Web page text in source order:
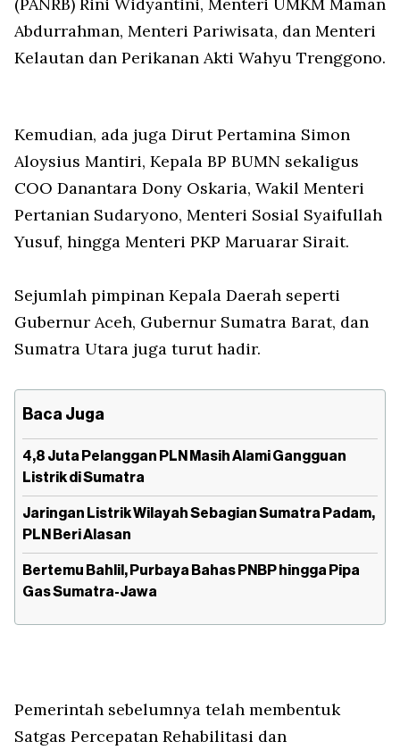
(PANRB) Rini Widyantini, Menteri UMKM Maman
Abdurrahman, Menteri Pariwisata, dan Menteri
Kelautan dan Perikanan Akti Wahyu Trenggono.
Kemudian, ada juga Dirut Pertamina Simon
Aloysius Mantiri, Kepala BP BUMN sekaligus
COO Danantara Dony Oskaria, Wakil Menteri
Pertanian Sudaryono, Menteri Sosial Syaifullah
Yusuf, hingga Menteri PKP Maruarar Sirait.
Sejumlah pimpinan Kepala Daerah seperti
Gubernur Aceh, Gubernur Sumatra Barat, dan
Sumatra Utara juga turut hadir.
Baca Juga
4,8 Juta Pelanggan PLN Masih Alami Gangguan
Listrik di Sumatra
Jaringan Listrik Wilayah Sebagian Sumatra Padam,
PLN Beri Alasan
Bertemu Bahlil, Purbaya Bahas PNBP hingga Pipa
Gas Sumatra-Jawa
Pemerintah sebelumnya telah membentuk
Satgas Percepatan Rehabilitasi dan